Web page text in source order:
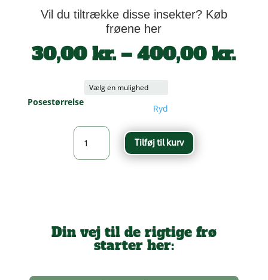
Vil du tiltrække disse insekter? Køb
frøene her
30,00kr. – 400,00kr.
Posestørrelse
Ryd
Blomsterblanding
Grønåret
Kålsommerfugl
Tilføj til kurv
Din vej til de rigtige frø
starter her: